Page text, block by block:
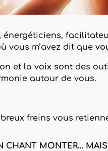
énergéticiens,
vous m’avez dit que
et la voix sont des
autour de vous.
freins vous
CHANT MONTER…